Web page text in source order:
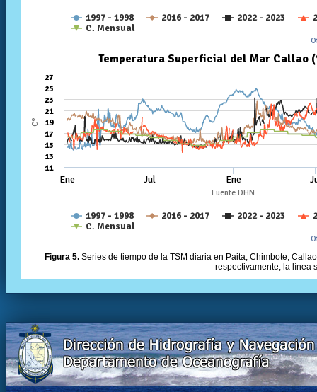
Figura 5. Series de tiempo de la TSM diaria en Paita, Chimbote,
respectivamente; la línea